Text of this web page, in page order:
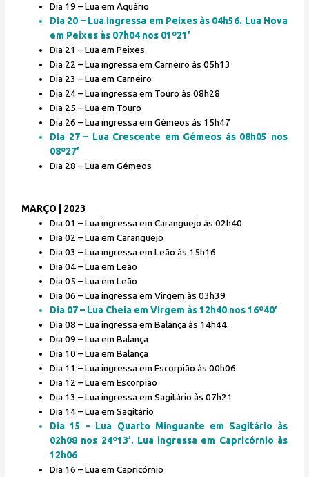
Dia 19 – Lua em Aquário
Dia 20 – Lua ingressa em Peixes às 04h56. Lua Nova
em Peixes às 07h04 nos 01º21’
Dia 21 – Lua em Peixes
Dia 22 – Lua ingressa em Carneiro às 05h13
Dia 23 – Lua em Carneiro
Dia 24 – Lua ingressa em Touro às 08h28
Dia 25 – Lua em Touro
Dia 26 – Lua ingressa em Gémeos às 15h47
Dia 27 – Lua Crescente em Gémeos às 08h05 nos
08º27’
Dia 28 – Lua em Gémeos
MARÇO | 2023
Dia 01 – Lua ingressa em Caranguejo às 02h40
Dia 02 – Lua em Caranguejo
Dia 03 – Lua ingressa em Leão às 15h16
Dia 04 – Lua em Leão
Dia 05 – Lua em Leão
Dia 06 – Lua ingressa em Virgem às 03h39
Dia 07 – Lua Cheia em Virgem às 12h40 nos 16º40’
Dia 08 – Lua ingressa em Balança às 14h44
Dia 09 – Lua em Balança
Dia 10 – Lua em Balança
Dia 11 – Lua ingressa em Escorpião às 00h06
Dia 12 – Lua em Escorpião
Dia 13 – Lua ingressa em Sagitário às 07h21
Dia 14 – Lua em Sagitário
Dia 15 – Lua Quarto Minguante em Sagitário às
02h08 nos 24º13’. Lua ingressa em Capricórnio às
12h06
Dia 16 – Lua em Capricórnio